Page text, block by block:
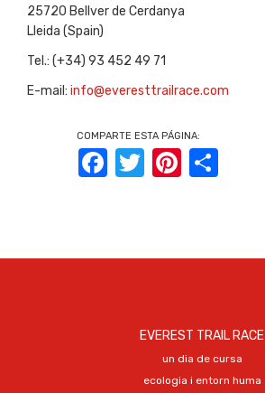
25720 Bellver de Cerdanya
Lleida (Spain)
Tel.: (+34) 93 452 49 71
E-mail: info@everesttrailrace.com
COMPARTE ESTA PÁGINA:
FacebookTwitter Pinterest
EVEREST TRAIL RACE
un dia de cursa
ecologia i entorn huma